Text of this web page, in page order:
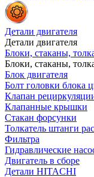
Детали двигателя
Детали двигателя
Блоки, стаканы,
Блоки, стаканы,
Блок двигателя
Болт головки блока
Клапан
Клапанные крышки
Стакан форсунки
Толкатель штанги
Фильтра
Гидравлические
Двигатель в сборе
Детали HITACHI